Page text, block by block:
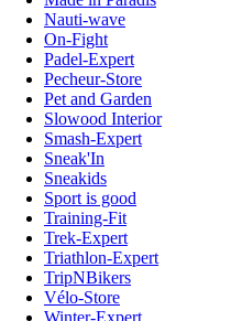
Nauti-wave
On-Fight
Padel-Expert
Pecheur-Store
Pet and Garden
Slowood Interior
Smash-Expert
Sneak'In
Sneakids
Sport is good
Training-Fit
Trek-Expert
Triathlon-Expert
TripNBikers
Vélo-Store
Winter-Expert